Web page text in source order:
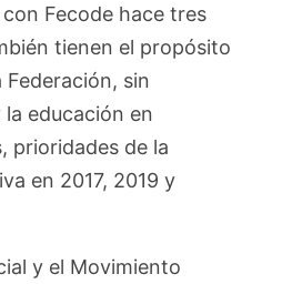
Fecode hace tres
tienen el propósito
Federación, sin
educación en
prioridades de la
en 2017, 2019 y
y el Movimiento